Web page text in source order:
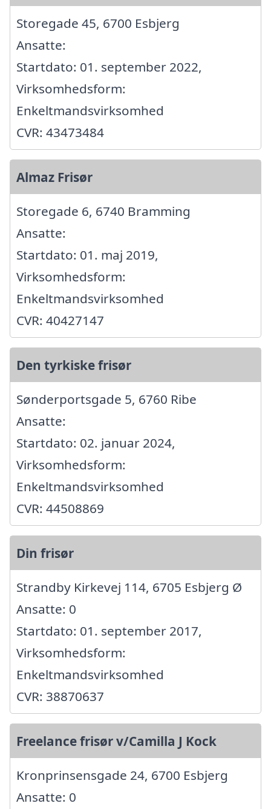
Storegade 45, 6700 Esbjerg
Ansatte:
Startdato: 01. september 2022,
Virksomhedsform:
Enkeltmandsvirksomhed
CVR: 43473484
Almaz Frisør
Storegade 6, 6740 Bramming
Ansatte:
Startdato: 01. maj 2019,
Virksomhedsform:
Enkeltmandsvirksomhed
CVR: 40427147
Den tyrkiske frisør
Sønderportsgade 5, 6760 Ribe
Ansatte:
Startdato: 02. januar 2024,
Virksomhedsform:
Enkeltmandsvirksomhed
CVR: 44508869
Din frisør
Strandby Kirkevej 114, 6705 Esbjerg Ø
Ansatte: 0
Startdato: 01. september 2017,
Virksomhedsform:
Enkeltmandsvirksomhed
CVR: 38870637
Freelance frisør v/Camilla J Kock
Kronprinsensgade 24, 6700 Esbjerg
Ansatte: 0